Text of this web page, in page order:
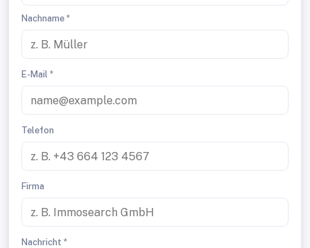
Nachname *
E-Mail *
Telefon
Firma
Nachricht *